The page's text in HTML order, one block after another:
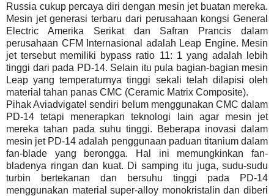
Russia cukup percaya diri dengan mesin jet buatan mereka.
Mesin jet generasi terbaru dari perusahaan kongsi General
Electric Amerika Serikat dan Safran Prancis dalam
perusahaan CFM Internasional adalah Leap Engine. Mesin
jet tersebut memiliki bypass ratio 11: 1 yang adalah lebih
tinggi dari pada PD-14. Selain itu pula bagian-bagian mesin
Leap yang temperaturnya tinggi sekali telah dilapisi oleh
material tahan panas CMC (Ceramic Matrix Composite).
Pihak Aviadvigatel sendiri belum menggunakan CMC dalam
PD-14 tetapi menerapkan teknologi lain agar mesin jet
mereka tahan pada suhu tinggi. Beberapa inovasi dalam
mesin jet PD-14 adalah penggunaan paduan titanium dalam
fan-blade yang berongga. Hal ini memungkinkan fan-
bladenya ringan dan kuat. Di samping itu juga, sudu-sudu
turbin bertekanan dan bersuhu tinggi pada PD-14
menggunakan material super-alloy monokristalin dan diberi